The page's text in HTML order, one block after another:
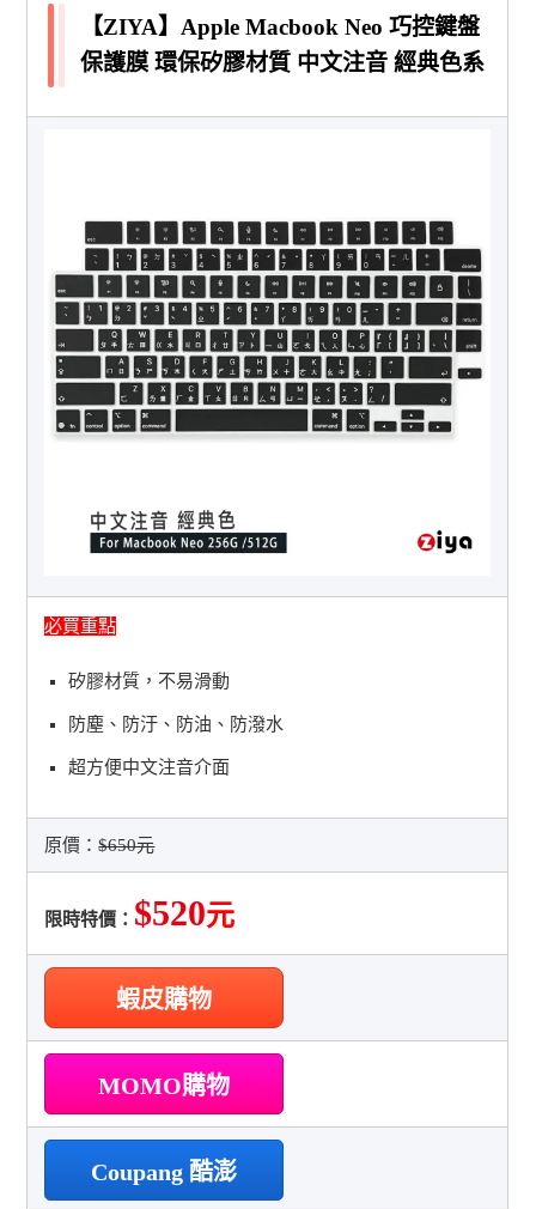
【ZIYA】Apple Macbook Neo 巧控鍵盤
保護膜 環保矽膠材質 中文注音 經典色系
必買重點
矽膠材質，不易滑動
防塵、防汙、防油、防潑水
超方便中文注音介面
原價：$650元
限時特價： $520元
蝦皮購物
MOMO購物
Coupang 酷澎